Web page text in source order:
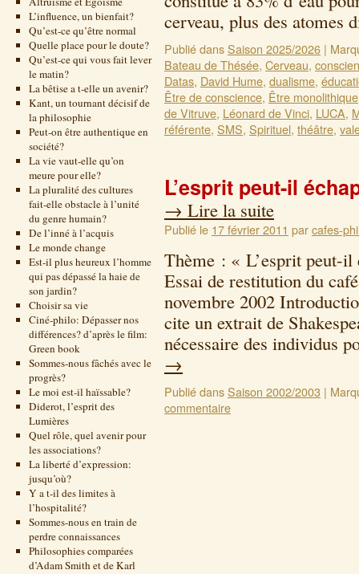
L’influence, un bienfait?
Qu’est-ce qu’être normal
Quelle place pour le doute?
Qu’est-ce qui vous fait lever
le matin?
La bêtise a t-elle un avenir?
Kant, un tournant décisif de
la philosophie
Peut-on être authentique en
société?
La vie vaut-elle qu’on
meure pour elle?
La pluralité des cultures
fait-elle obstacle à l’unité
du genre humain?
De l’inné à l’acquis
Le monde change
Est-il plus heureux l’homme
qui pas dépassé la haie de
son jardin?
Choisir sa vie
Ciné-philo: Dépasser nos
différences? d’après le film:
Green book
Sommes-nous fâchés avec le
progrès?
Le moi est-il haïssable?
Diderot, l’esprit des
Lumières
Quel rôle, quel avenir pour
les associations?
La liberté d’expression:
jusqu’où?
Y a t-il des limites à
l’hospitalité?
Sommes-nous en train de
perdre connaissances
Philosophies comparées
d’Adam Smith et de Karl
cerveau, plus des
Publié dansSaison 2025/2026 |
Bateau de Thésée, Cerveau,
Datas, David Hume, dualisme,
Être de conscience, Être monolithique
de Vitruve, Léonard de Vinci, LUCA,
référente, SMS, Spirituel, théâtre,
L’esprit peut-il
→ Lire la suite
Publié le 17 février 2011 parcafes-
Thème : « L’esprit peut-
Essai de restitution du
novembre 2002
cite un extrait de
nécessaire des individus
→
Publié dansSaison 2002/2003 |
commentaire